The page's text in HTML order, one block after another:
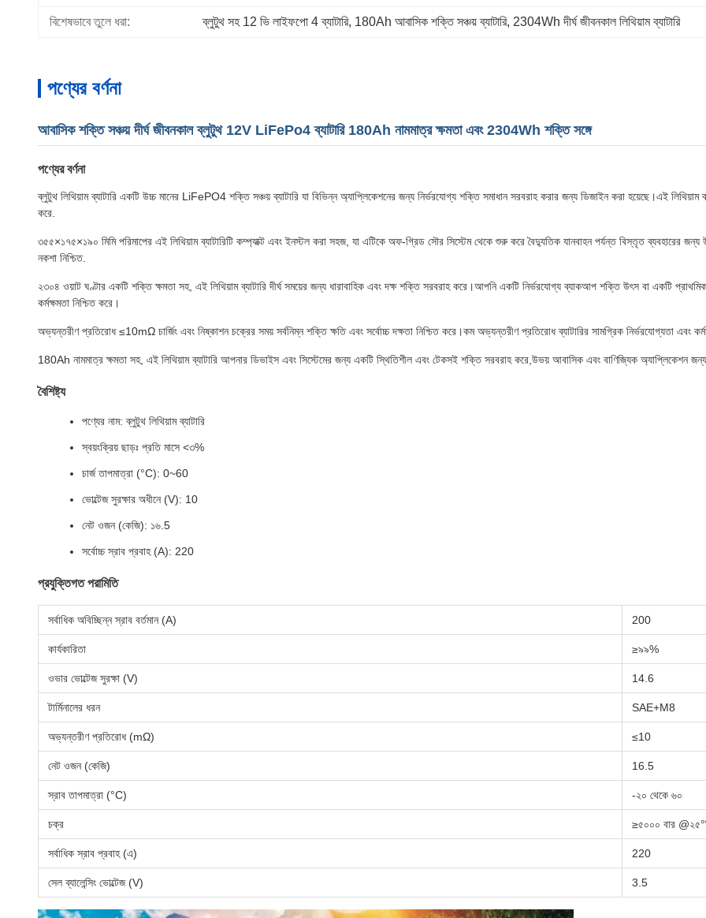
বিশেষভাবে তুলে ধরা: ব্লুটুথ সহ 12 ভি লাইফপো 4 ব্যাটারি, 180Ah আবাসিক শক্তি সঞ্চয় ব্যাটারি, 2304Wh দীর্ঘ জীবনকাল লিথিয়াম ব্যাটারি
পণ্যের বর্ণনা
আবাসিক শক্তি সঞ্চয় দীর্ঘ জীবনকাল ব্লুটুথ 12V LiFePo4 ব্যাটারি 180Ah নামমাত্র ক্ষমতা এবং 2304Wh শক্তি সঙ্গে
পণ্যের বর্ণনা
ব্লুটুথ লিথিয়াম ব্যাটারি একটি উচ্চ মানের LiFePO4 শক্তি সঞ্চয় ব্যাটারি যা বিভিন্ন অ্যাপ্লিকেশনের জন্য নির্ভরযোগ্য শক্তি সমাধান সরবরাহ করার জন্য ডিজাইন করা হয়েছে।এই লিথিয়াম
করে.
৩৫৫×১৭৫×১৯০ মিমি পরিমাপের এই লিথিয়াম ব্যাটারিটি কম্প্যাক্ট এবং ইনস্টল করা সহজ, যা এটিকে অফ-গ্রিড সৌর সিস্টেম থেকে শুরু করে বৈদ্যুতিক যানবাহন পর্যন্ত বিস্তৃত
নকশা নিশ্চিত.
২৩০৪ ওয়াট ঘণ্টার একটি শক্তি ক্ষমতা সহ, এই লিথিয়াম ব্যাটারি দীর্ঘ সময়ের জন্য ধারাবাহিক এবং দক্ষ শক্তি সরবরাহ করে।আপনি একটি নির্ভরযোগ্য ব্যাকআপ শক্তি উৎস বা একটি
কর্মক্ষমতা নিশ্চিত করে।
অভ্যন্তরীণ প্রতিরোধ ≤10mΩ চার্জিং এবং নিষ্কাশন চক্রের সময় সর্বনিম্ন শক্তি ক্ষতি এবং সর্বোচ্চ দক্ষতা নিশ্চিত করে।কম অভ্যন্তরীণ প্রতিরোধ ব্যাটারির সামগ্রিক নির্ভরযোগ্যতা এবং
180Ah নামমাত্র ক্ষমতা সহ, এই লিথিয়াম ব্যাটারি আপনার ডিভাইস এবং সিস্টেমের জন্য একটি স্থিতিশীল এবং টেকসই শক্তি সরবরাহ করে,উভয় আবাসিক এবং বাণিজ্যিক অ্যাপ্লিকেশন
বৈশিষ্ট্য
পণ্যের নাম: ব্লুটুথ লিথিয়াম ব্যাটারি
স্বয়ংক্রিয় ছাড়ঃ প্রতি মাসে <৩%
চার্জ তাপমাত্রা (°C): 0~60
ভোল্টেজ সুরক্ষার অধীনে (V): 10
নেট ওজন (কেজি): ১৬.5
সর্বোচ্চ স্রাব প্রবাহ (A): 220
প্রযুক্তিগত পরামিতি
সর্বাধিক অবিচ্ছিন্ন স্রাব বর্তমান (A) 200
কার্যকারিতা ≥৯৯%
ওভার ভোল্টেজ সুরক্ষা (V) 14.6
টার্মিনালের ধরন SAE+M8
অভ্যন্তরীণ প্রতিরোধ (mΩ) ≤10
নেট ওজন (কেজি) 16.5
স্রাব তাপমাত্রা (°C) -২০ থেকে ৬০
চক্র ≥৫০০০ বার
সর্বাধিক স্রাব প্রবাহ (এ) 220
সেল ব্যালেন্সিং ভোল্টেজ (V) 3.5